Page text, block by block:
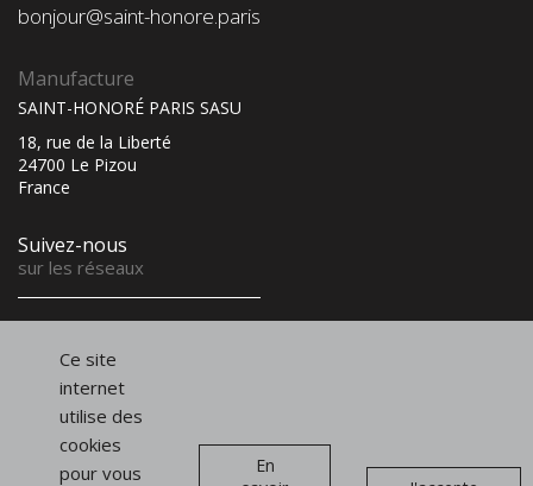
bonjour@saint-honore.paris
Manufacture
SAINT-HONORÉ PARIS SASU
18, rue de la Liberté
24700 Le Pizou
France
Suivez-nous
sur les réseaux
Instagram Linkedin
Infolettre
Ce site
internet
utilise des
cookies
pour vous
En